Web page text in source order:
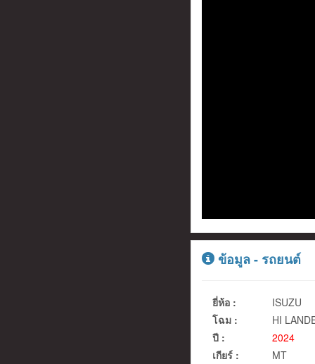
ข้อมูล - รถยนต์
ยี่ห้อ :
ISUZU
โฉม :
HI
ปี :
2024
เกียร์ :
MT